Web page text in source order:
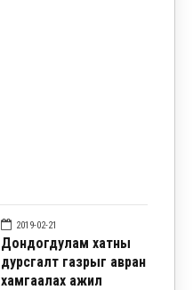
2019-02-21
Дондогдулам хатны
дурсгалт газрыг авран
хамгаалах ажил